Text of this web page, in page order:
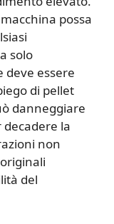
possa
solo
deve essere
di pellet
danneggiare
la
non
del